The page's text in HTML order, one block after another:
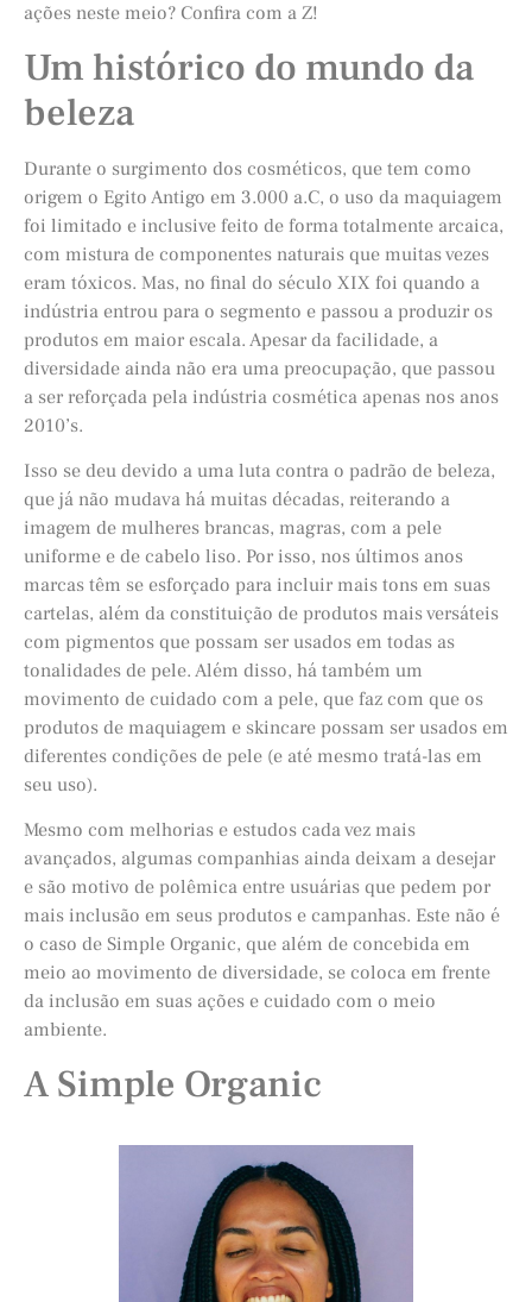
ações neste meio? Confira com a Z!
Um histórico do mundo da
beleza
Durante o surgimento dos cosméticos, que tem como
origem o Egito Antigo em 3.000 a.C, o uso da maquiagem
foi limitado e inclusive feito de forma totalmente arcaica,
com mistura de componentes naturais que muitas vezes
eram tóxicos. Mas, no final do século XIX foi quando a
indústria entrou para o segmento e passou a produzir os
produtos em maior escala. Apesar da facilidade, a
diversidade ainda não era uma preocupação, que passou
a ser reforçada pela indústria cosmética apenas nos anos
2010’s.
Isso se deu devido a uma luta contra o padrão de beleza,
que já não mudava há muitas décadas, reiterando a
imagem de mulheres brancas, magras, com a pele
uniforme e de cabelo liso. Por isso, nos últimos anos
marcas têm se esforçado para incluir mais tons em suas
cartelas, além da constituição de produtos mais versáteis
com pigmentos que possam ser usados em todas as
tonalidades de pele. Além disso, há também um
movimento de cuidado com a pele, que faz com que os
produtos de maquiagem e skincare possam ser usados em
diferentes condições de pele (e até mesmo tratá-las em
seu uso).
Mesmo com melhorias e estudos cada vez mais
avançados, algumas companhias ainda deixam a desejar
e são motivo de polêmica entre usuárias que pedem por
mais inclusão em seus produtos e campanhas. Este não é
o caso de Simple Organic, que além de concebida em
meio ao movimento de diversidade, se coloca em frente
da inclusão em suas ações e cuidado com o meio
ambiente.
A Simple Organic